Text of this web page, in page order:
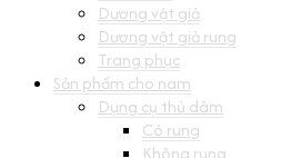
Dương vật giả
Dương vật giả rung
Trang phục
Sản phẩm cho nam
Dụng cụ thủ dâm
Có rung
Không rung